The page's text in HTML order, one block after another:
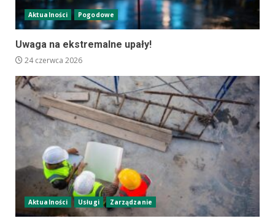
Aktualności Pogodowe
Uwaga na ekstremalne upały!
24 czerwca 2026
Aktualności Usługi Zarządzanie